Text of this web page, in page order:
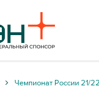
Чемпионат России 21/